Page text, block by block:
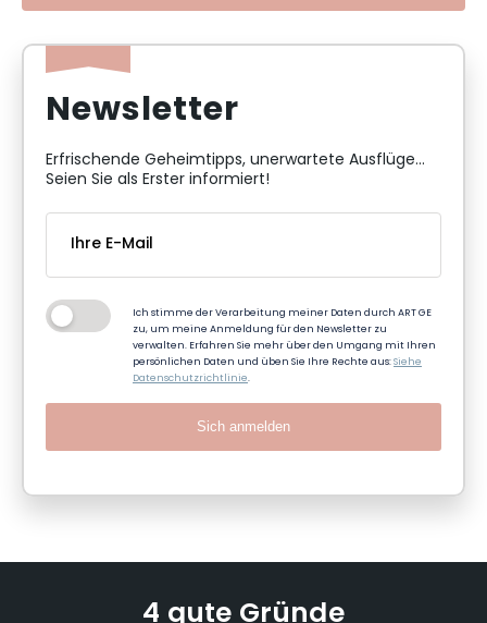
Newsletter
Erfrischende Geheimtipps, unerwartete Ausflüge...
Seien Sie als Erster informiert!
Ich stimme der Verarbeitung meiner Daten durch ART GE
zu, um meine Anmeldung für den Newsletter zu
verwalten. Erfahren Sie mehr über den Umgang mit Ihren
persönlichen Daten und üben Sie Ihre Rechte aus:Siehe
Datenschutzrichtlinie.
Sich anmelden